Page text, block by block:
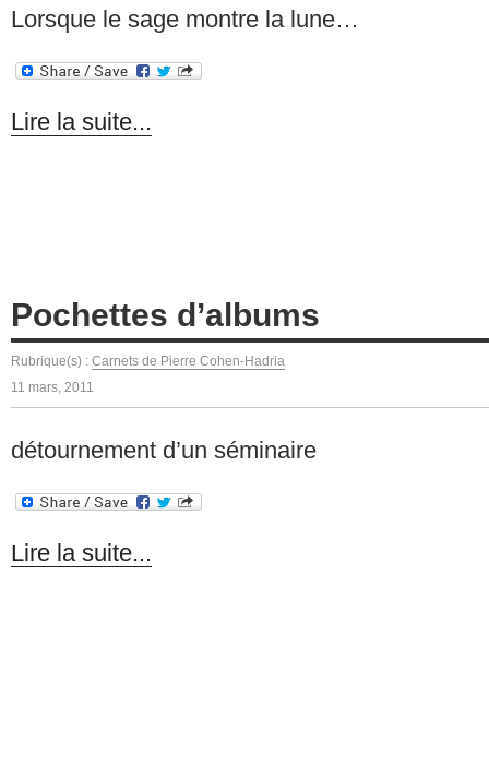
Lorsque le sage montre la lune…
Lire la suite...
Pochettes d’albums
Rubrique(s) : Carnets de Pierre Cohen-Hadria
11 mars, 2011
détournement d’un séminaire
Lire la suite...